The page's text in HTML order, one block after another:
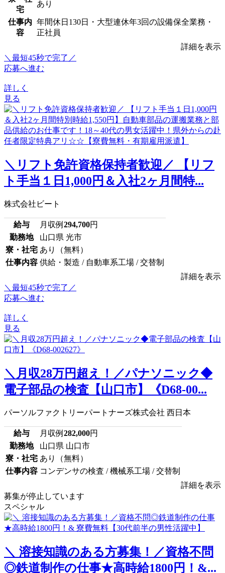
宅
あり
仕事内
容
年間休日130日・大型連休年3回の設備保全業務・
正社員
詳細を表示
＼最短45秒で完了／
応募へ進む
詳しく
見る
＼リフト免許資格保持者歓迎／ 【リフ
ト手当１日1,000円＆入社2ヶ月間特...
株式会社ビート
給与 月収例 294,700円
勤務地
山口県 光市
寮・社宅 あり（無料）
仕事内容 供給・製造 / 自動車系工場 / 交替制
詳細を表示
＼最短45秒で完了／
応募へ進む
詳しく
見る
＼月収28万円超え！／パナソニック◆
電子部品の検査【山口市】《D68-00...
パーソルファクトリーパートナーズ株式会社 西日本
給与 月収例 282,000円
勤務地
山口県 山口市
寮・社宅 あり（無料）
仕事内容 コンデンサの検査 / 機械系工場 / 交替制
詳細を表示
募集が停止しています
スペシャル
＼ 溶接知識のある方募集！／資格不問
◎鉄道制作の仕事★高時給1800円！&...